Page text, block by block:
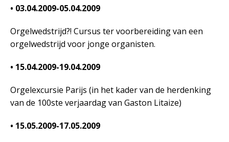
• 03.04.2009-05.04.2009
Orgelwedstrijd?! Cursus ter voorbereiding van een
orgelwedstrijd voor jonge organisten.
• 15.04.2009-19.04.2009
Orgelexcursie Parijs (in het kader van de herdenking
van de 100ste verjaardag van Gaston Litaize)
• 15.05.2009-17.05.2009